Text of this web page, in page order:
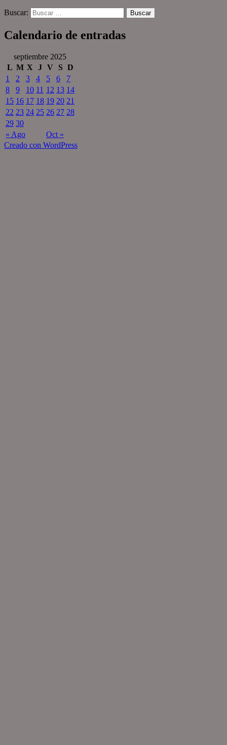
Buscar:
Calendario de entradas
septiembre 2025
L M X J V S D
« Ago Oct »
1 2 3 4 5 6
7
8
9 10 11 12 13 14
15 16 17 18 19 20 21
22 23 24 25 26 27 28
29 30
Creado con WordPress